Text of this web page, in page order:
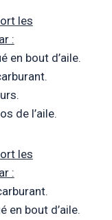
les
:
en bout d’aile.
de l’aile.
les
:
en bout d’aile.